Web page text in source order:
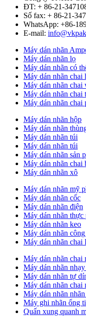
ĐT: + 86-21-
Số fax: + 86-21-
WhatsApp: +86-
E-mail:
Máy dán nhãn
Máy dán nhãn lọ
Máy dán nhãn có
Máy dán nhãn chai
Máy dán nhãn chai
Máy dán nhãn chai
Máy dán nhãn chai
Máy dán nhãn hộp
Máy dán nhãn
Máy dán nhãn túi
Máy dán nhãn túi
Máy dán nhãn sản
Máy dán nhãn chai
Máy dán nhãn xô
Máy dán nhãn mỹ
Máy dán nhãn cốc
Máy dán nhãn điện
Máy dán nhãn thực
Máy dán nhãn keo
Máy dán nhãn
Máy dán nhãn chai
Máy dán nhãn chai
Máy dán nhãn
Máy dán nhãn tự
Máy dán nhãn chai
Máy dán nhãn nhãn
Máy ghi nhãn ống
Quấn xung quanh